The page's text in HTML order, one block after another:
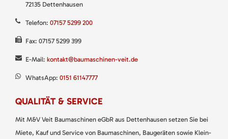
72135 Dettenhausen
Telefon: 07157 5299 200
Fax: 07157 5299 399
E-Mail: kontakt@baumaschinen-veit.de
WhatsApp: 0151 61147777
QUALITÄT & SERVICE
Mit M&V Veit Baumaschinen eGbR aus Dettenhausen setzen Sie bei
Miete, Kauf und Service von Baumaschinen, Baugeräten sowie Klein-